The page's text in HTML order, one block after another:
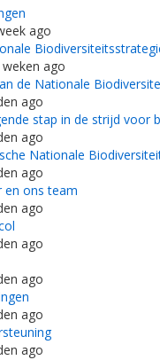
ago
ago
de Nationale
ago
stap in de strijd voor
ago
Nationale
ago
en ons team
ago
ago
ago
ago
ago